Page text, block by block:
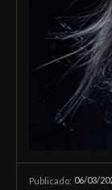
Publicado: 06/03/